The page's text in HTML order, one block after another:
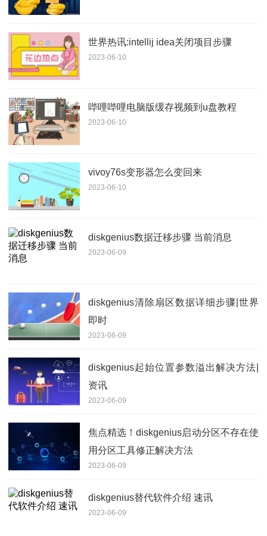
世界热讯:intellij idea关闭项目步骤
2023-06-10
哔哩哔哩电脑版缓存视频到u盘教程
2023-06-10
vivoy76s变形器怎么变回来
2023-06-10
diskgenius数据迁移步骤 当前消息
2023-06-09
diskgenius清除扇区数据详细步骤|世界
即时
2023-06-09
diskgenius起始位置参数溢出解决方法|
资讯
2023-06-09
焦点精选！diskgenius启动分区不存在使
用分区工具修正解决方法
2023-06-09
diskgenius替代软件介绍 速讯
2023-06-09